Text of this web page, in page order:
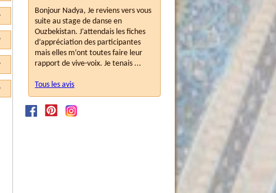
Bonjour Nadya, Je reviens vers vous
suite au stage de danse en
Ouzbekistan. J’attendais les fiches
d’appréciation des participantes
mais elles m’ont toutes faire leur
rapport de vive-voix. Je tenais ...
Tous les avis